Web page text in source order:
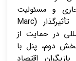
و مسئولیت
(
Marc
در حمایت از
دوم، پنل با
اقتصاد